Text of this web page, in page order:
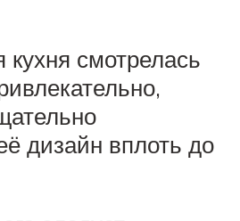
кухня смотрелась
дизайн вплоть до